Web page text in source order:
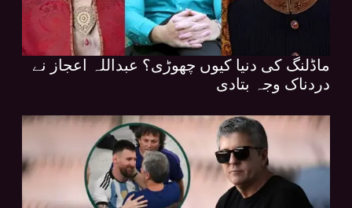
ماڈلنگ کی دنیا کیوں چھوڑی؟ عبداللہ اعجاز نے
دردناک وجہ بتادی